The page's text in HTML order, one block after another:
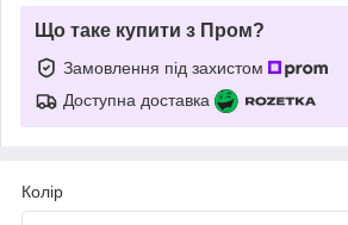
Що таке купити з Пром?
Замовлення під захистом
Доступна доставка
Колір